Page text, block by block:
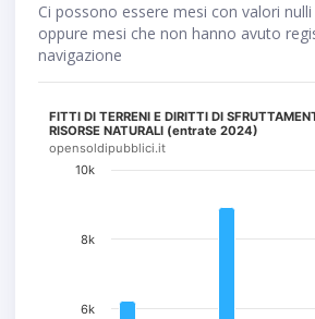
Ci possono essere mesi con valori
oppure mesi che non hanno avuto
navigazione
FITTI DI TERRENI E DIRITTI DI
RISORSE NATURALI (entrate 2024)
opensoldipubblici.it
10k
6k
8k